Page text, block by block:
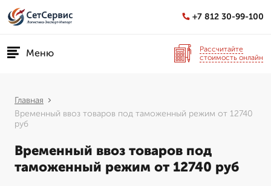
+7 812 30-99-100
Меню
Рассчитайте
стоимость онлайн
Главная
Временный ввоз товаров под таможенный режим от 12740
руб
Временный ввоз товаров под
таможенный режим от 12740 руб